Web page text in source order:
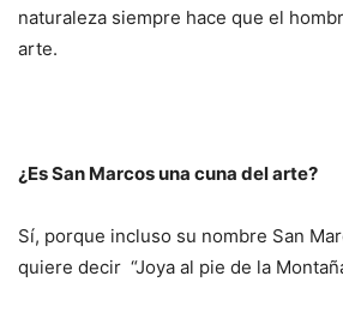
naturaleza siempre hace que el
arte.
¿Es San Marcos una cuna del arte?
Sí, porque incluso su nombre San
quiere decir “Joya al pie de la